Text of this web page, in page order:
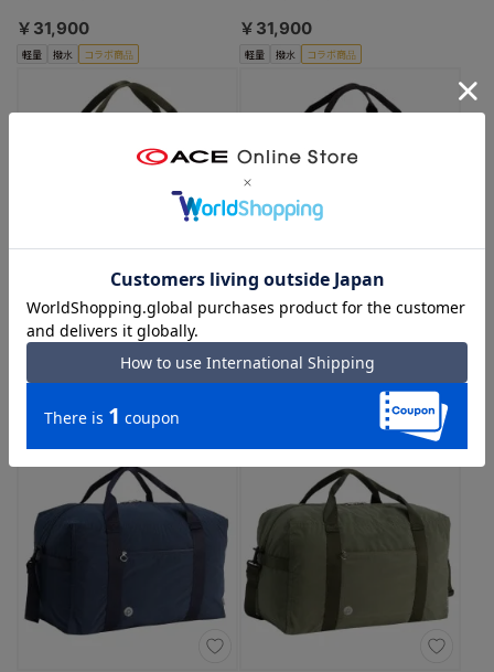
軽量 撥水 コラボ商品
￥31,900
軽量 撥水 コラボ商品
￥31,900
PROTECA×TO&FRO コラボ FUU-
PACK B パッカブルボストンバッ
（04：カーキ）
￥31,900
PROTECA×TO&FRO コラボ FUU-
（01：ブラック）
5.0（1）